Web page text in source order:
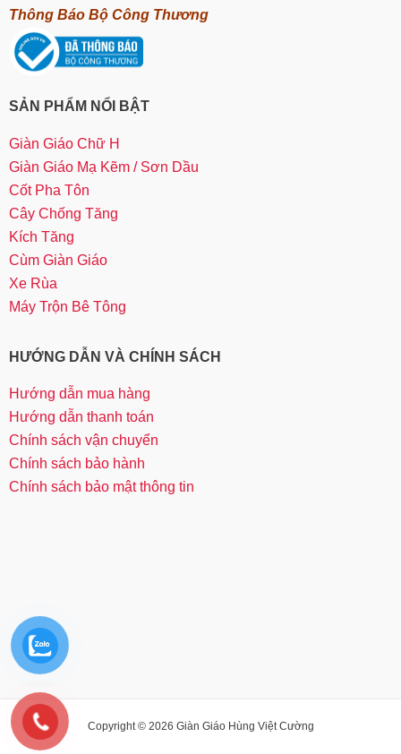
Thông Báo Bộ Công Thương
SẢN PHẨM NỔI BẬT
Giàn Giáo Chữ H
Giàn Giáo Mạ Kẽm / Sơn Dầu
Cốt Pha Tôn
Cây Chống Tăng
Kích Tăng
Cùm Giàn Giáo
Xe Rùa
Máy Trộn Bê Tông
HƯỚNG DẪN VÀ CHÍNH SÁCH
Hướng dẫn mua hàng
Hướng dẫn thanh toán
Chính sách vận chuyển
Chính sách bảo hành
Chính sách bảo mật thông tin
Copyright © 2026 Giàn Giáo Hùng Việt Cường